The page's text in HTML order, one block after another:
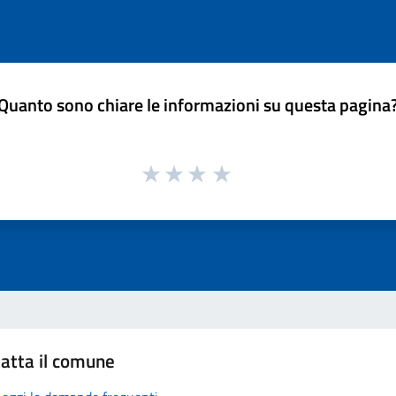
sono chiare le informazioni su questa
il comune